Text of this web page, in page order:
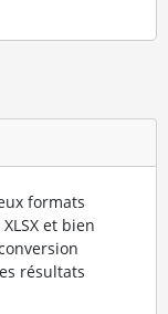
formats
et bien
résultats